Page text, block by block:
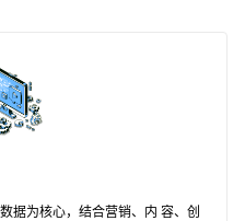
据为核心，结合营销、内 容、创